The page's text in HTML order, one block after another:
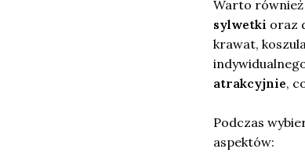
Warto
sylwetki oraz
krawat,
atrakcyjnie,
Podczas
aspektów: